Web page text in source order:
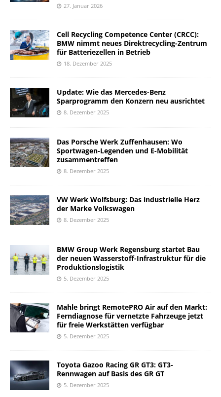
27. Januar 2026
Cell Recycling Competence Center (CRCC):
BMW nimmt neues Direktrecycling-Zentrum
für Batteriezellen in Betrieb
18. Dezember 2025
Update: Wie das Mercedes-Benz
Sparprogramm den Konzern neu ausrichtet
8. Dezember 2025
Das Porsche Werk Zuffenhausen: Wo
Sportwagen-Legenden und E-Mobilität
zusammentreffen
8. Dezember 2025
VW Werk Wolfsburg: Das industrielle Herz
der Marke Volkswagen
8. Dezember 2025
BMW Group Werk Regensburg startet Bau
der neuen Wasserstoff-Infrastruktur für die
Produktionslogistik
5. Dezember 2025
Mahle bringt RemotePRO Air auf den Markt:
Ferndiagnose für vernetzte Fahrzeuge jetzt
für freie Werkstätten verfügbar
5. Dezember 2025
Toyota Gazoo Racing GR GT3: GT3-
Rennwagen auf Basis des GR GT
5. Dezember 2025